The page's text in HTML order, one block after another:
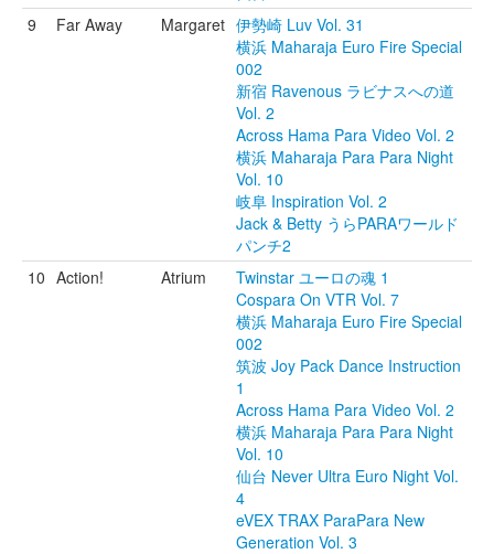
9
Far Away Margaret 伊勢崎 Luv Vol. 31
横浜 Maharaja Euro Fire Special
002
新宿 Ravenous ラビナスへの道
Vol. 2
Across Hama Para Video Vol. 2
横浜 Maharaja Para Para Night
Vol. 10
岐阜 Inspiration Vol. 2
Jack & Betty うらPARAワールド
パンチ2
10 Action! Atrium
Twinstar ユーロの魂 1
Cospara On VTR Vol. 7
横浜 Maharaja Euro Fire Special
002
筑波 Joy Pack Dance Instruction
1
Across Hama Para Video Vol. 2
横浜 Maharaja Para Para Night
Vol. 10
仙台 Never Ultra Euro Night Vol.
4
eVEX TRAX ParaPara New
Generation Vol. 3